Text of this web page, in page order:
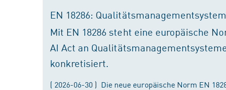
EN 18286:
Mit EN 18286 steht eine europäische
AI Act an
konkretisiert.
( 2026-06-30 ) Die neue europäische Norm EN